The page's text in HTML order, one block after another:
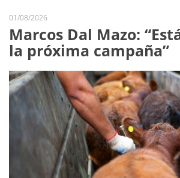
01/08/2026
Marcos Dal Mazo:
la próxima campaña”